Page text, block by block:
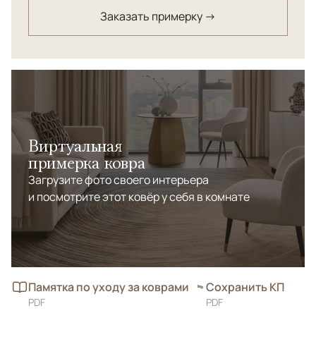
Заказать примерку →
Виртуальная
примерка ковра
Загрузите фото своего интерьера
и посмотрите этот ковёр у себя в комнате
Памятка по уходу за коврами
PDF
Сохранить КП
PDF